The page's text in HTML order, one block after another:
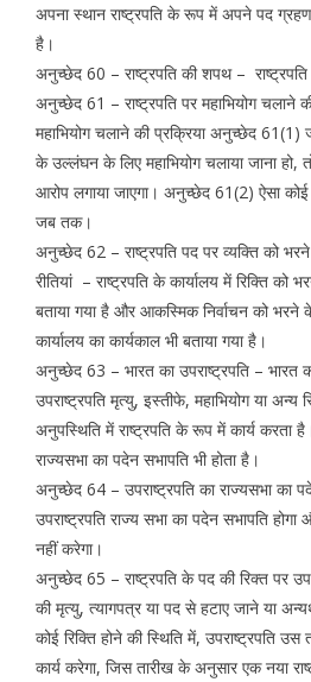
अपना स्थान राष्ट्रपति के रूप में अपने पद
है।
अनुच्छेद 60 – राष्ट्रपति की शपथ –
अनुच्छेद 61 – राष्ट्रपति पर महाभियोग चलाने
महाभियोग चलाने की प्रक्रिया अनुच्छेद 61(1)
के उल्लंघन के लिए महाभियोग चलाया जाना हो,
आरोप लगाया जाएगा। अनुच्छेद 61(2) ऐसा
जब तक।
अनुच्छेद 62 – राष्ट्रपति पद पर व्यक्ति को
रीतियां – राष्ट्रपति के कार्यालय में रिक्ति
बताया गया है और आकस्मिक निर्वाचन को भरने के
कार्यालय का कार्यकाल भी बताया गया है।
अनुच्छेद 63 – भारत का उपराष्ट्रपति – भारत
उपराष्ट्रपति मृत्यु, इस्तीफे, महाभियोग या अन्य
अनुपस्थिति में राष्ट्रपति के रूप में कार्य करता
राज्यसभा का पदेन सभापति भी होता है।
अनुच्छेद 64 – उपराष्ट्रपति का राज्यसभा का
उपराष्ट्रपति राज्य सभा का पदेन सभापति
नहीं करेगा।
अनुच्छेद 65 – राष्ट्रपति के पद की रिक्त पर उप
की मृत्यु, त्यागपत्र या पद से हटाए जाने या
कोई रिक्ति होने की स्थिति में, उपराष्ट्रपति
कार्य करेगा, जिस तारीख के अनुसार एक नया